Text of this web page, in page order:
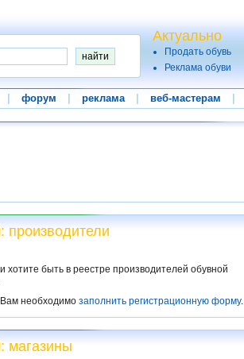
Актуально
Продать обувь
Реклама обуви
форум реклама веб-мастерам
производители
хотите быть в реестре производителей обувной
необходимо заполнить регистрационную форму.
магазины